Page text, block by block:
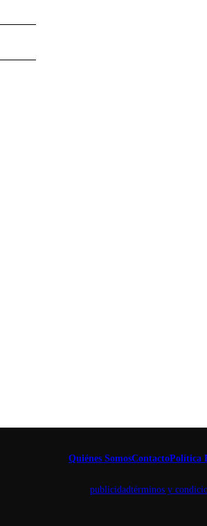
Quiénes SomosContactoPolítica
publicidadtérminos y